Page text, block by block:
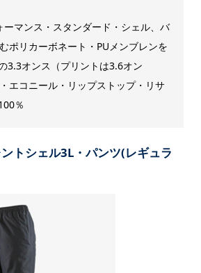
マンス・スタンダード・シェル、バ
ポリカーボネート・PUメンブレンを
3.3オンス（プリントは3.6オン
エコニール・リップストップ・リサ
％
トシェル3L・パンツ(レギュラ